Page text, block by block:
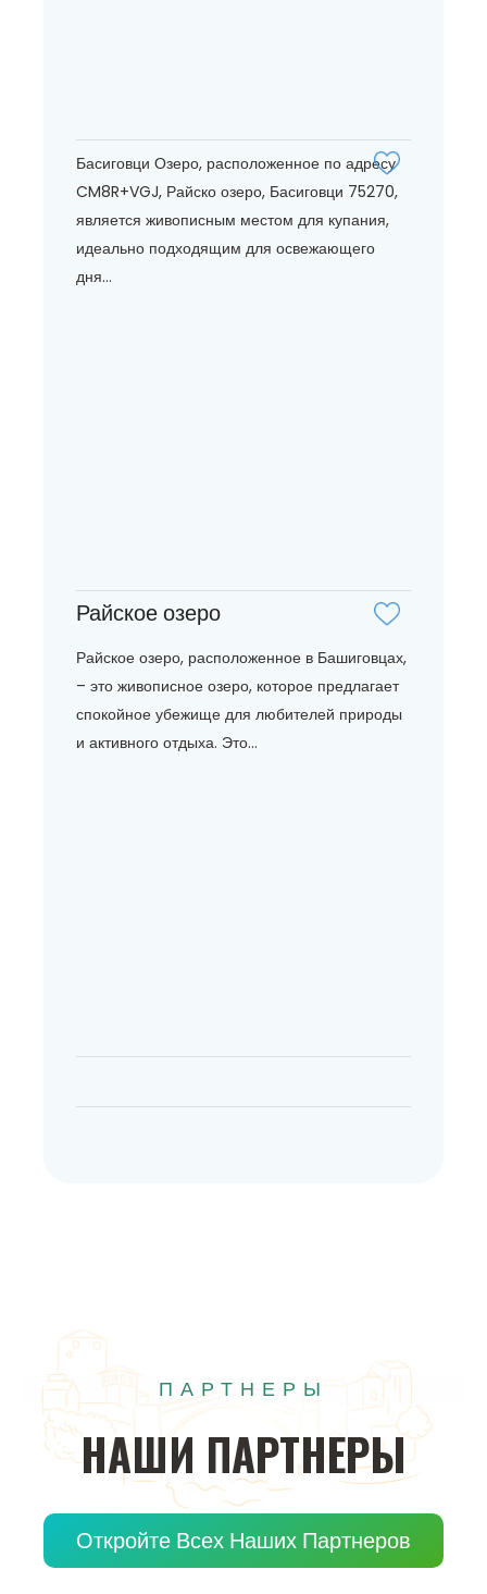
Басиговци Озеро, расположенное по адресу
CM8R+VGJ, Райско озеро, Басиговци 75270,
является живописным местом для купания,
идеально подходящим для освежающего
дня...
Райское озеро
Райское озеро, расположенное в Башиговцах,
– это живописное озеро, которое предлагает
спокойное убежище для любителей природы
и активного отдыха. Это...
ПАРТНЕРЫ
НАШИ ПАРТНЕРЫ
Откройте Всех Наших Партнеров